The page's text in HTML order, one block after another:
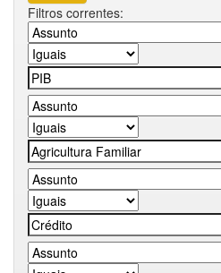
Filtros correntes: